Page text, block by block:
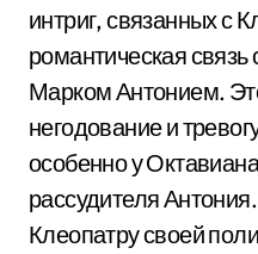
интриг, связанных с
романтическая
Марком Антонием.
негодование и
особенно у
рассудителя
Клеопатру своей